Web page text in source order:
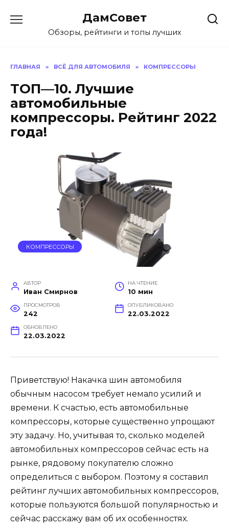
содержанию
ДамСовет
Обзоры, рейтинги и топы лучших
ГЛАВНАЯ » ВСЁ ДЛЯ АВТОМОБИЛЯ » КОМПРЕССОРЫ
ТОП—10. Лучшие
автомобильные
компрессоры. Рейтинг 2022
года!
КОМПРЕССОРЫ
АВТОР
Иван Смирнов
НА ЧТЕНИЕ
10 мин
ПРОСМОТРОВ
242
ОПУБЛИКОВАНО
22.03.2022
ОБНОВЛЕНО
22.03.2022
Приветствую! Накачка шин автомобиля
обычным насосом требует немало усилий и
времени. К счастью, есть автомобильные
компрессоры, которые существенно упрощают
эту задачу. Но, учитывая то, сколько моделей
автомобильных компрессоров сейчас есть на
рынке, рядовому покупателю сложно
определиться с выбором. Поэтому я составил
рейтинг лучших автомобильных компрессоров,
которые пользуются большой популярностью и
сейчас расскажу вам об их особенностях.